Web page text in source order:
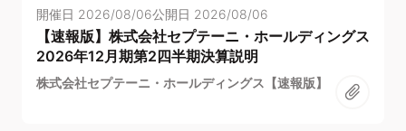
開催日 2026/08/06公開日 2026/08/06
【速報版】株式会社セプテーニ・ホールディングス
2026年12月期第2四半期決算説明
株式会社セプテーニ・ホールディングス【速報版】